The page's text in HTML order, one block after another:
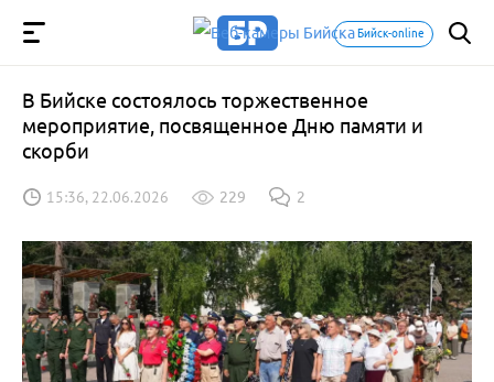
Бийск-online
В Бийске состоялось торжественное
мероприятие, посвященное Дню памяти и
скорби
15:36, 22.06.2026 229 2